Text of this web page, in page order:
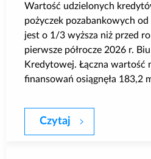
Wartość udzielonych
pożyczek pozabankowych
jest o 1/3 wyższa niż przed
pierwsze półrocze 2026 r.
Kredytowej. Łączna wartość
finansowań osiągnęła 183,2
Czytaj BIK: I